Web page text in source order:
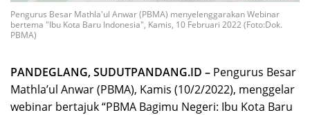
Pengurus Besar Mathla'ul Anwar (PBMA) menyelenggarakan Webinar
bertema "Ibu Kota Baru Indonesia", Kamis, 10 Februari 2022 (Foto:Dok.
PBMA)
PANDEGLANG, SUDUTPANDANG.ID – Pengurus Besar
Mathla’ul Anwar (PBMA), Kamis (10/2/2022), menggelar
webinar bertajuk “PBMA Bagimu Negeri: Ibu Kota Baru